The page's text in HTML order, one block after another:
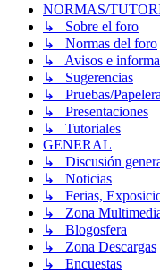
NORMAS/
↳ Sobre el foro
↳ Normas del foro
↳ Avisos e
↳ Sugerencias
↳ Pruebas/Papelera
↳ Presentaciones
↳ Tutoriales
GENERAL
↳ Discusión
↳ Noticias
↳ Ferias,
↳ Zona
↳ Blogosfera
↳ Zona Descargas
↳ Encuestas